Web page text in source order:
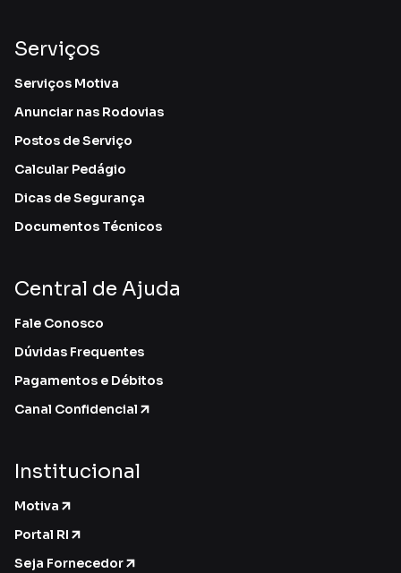
Serviços
Serviços Motiva
Anunciar nas Rodovias
Postos de Serviço
Calcular Pedágio
Dicas de Segurança
Documentos Técnicos
Central de Ajuda
Fale Conosco
Dúvidas Frequentes
Pagamentos e Débitos
Canal Confidencial
Institucional
Motiva
Portal RI
Seja Fornecedor